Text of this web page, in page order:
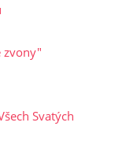
zvony"
Svatých